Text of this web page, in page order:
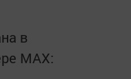
в
MАХ: